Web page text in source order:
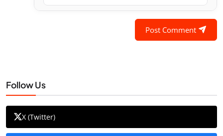
Post Comment
Follow Us
X (Twitter)